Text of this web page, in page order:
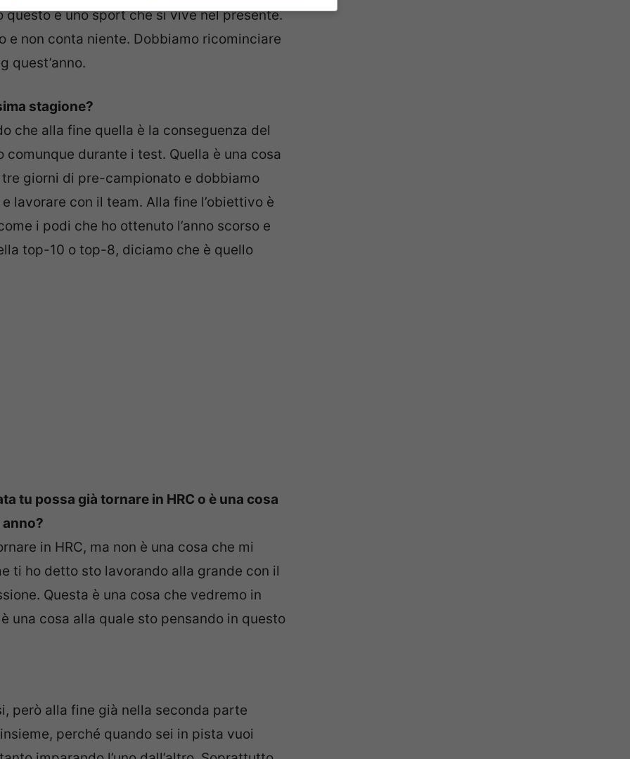
è uno sport che si vive nel presente.
e non conta niente. Dobbiamo ricominciare
quest’anno.
stagione?
che alla fine quella è la conseguenza del
durante i test. Quella è una cosa
giorni di pre-campionato e dobbiamo
lavorare con il team. Alla fine l’obiettivo è
i podi che ho ottenuto l’anno scorso e
top-10 o top-8, diciamo che è quello
tu possa già tornare in HRC o è una cosa
in HRC, ma non è una cosa che mi
ti ho detto sto lavorando alla grande con il
Questa è una cosa che vedremo in
una cosa alla quale sto pensando in questo
però alla fine già nella seconda parte
perché quando sei in pista vuoi